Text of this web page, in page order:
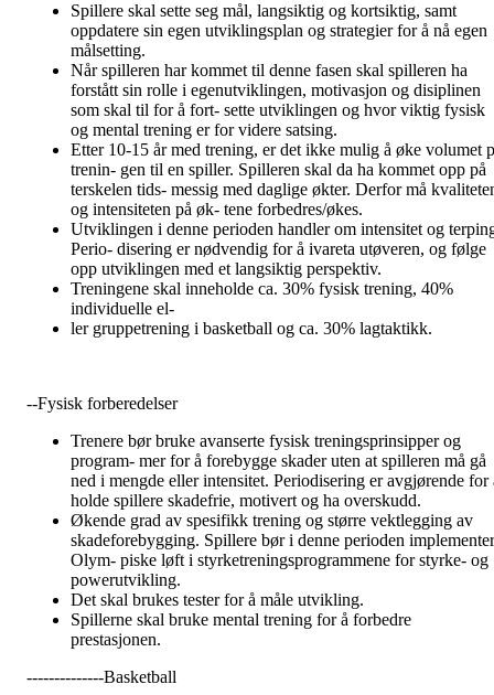
Spillere skal sette seg mål, langsiktig og kortsiktig, samt
oppdatere sin egen utviklingsplan og strategier for å nå egen
målsetting.
Når spilleren har kommet til denne fasen skal spilleren ha
forstått sin rolle i egenutviklingen, motivasjon og disiplinen
som skal til for å fort- sette utviklingen og hvor viktig fysisk
og mental trening er for videre satsing.
Etter 10-15 år med trening, er det ikke mulig å øke volumet
trenin- gen til en spiller. Spilleren skal da ha kommet opp på
terskelen tids- messig med daglige økter. Derfor må
og intensiteten på øk- tene forbedres/økes.
Utviklingen i denne perioden handler om intensitet og
Perio- disering er nødvendig for å ivareta utøveren, og følge
opp utviklingen med et langsiktig perspektiv.
Treningene skal inneholde ca. 30% fysisk trening, 40%
individuelle el-
ler gruppetrening i basketball og ca. 30% lagtaktikk.
--Fysisk forberedelser
Trenere bør bruke avanserte fysisk treningsprinsipper og
program- mer for å forebygge skader uten at spilleren må gå
ned i mengde eller intensitet. Periodisering er avgjørende for
holde spillere skadefrie, motivert og ha overskudd.
Økende grad av spesifikk trening og større vektlegging av
skadeforebygging. Spillere bør i denne perioden
Olym- piske løft i styrketreningsprogrammene for styrke- og
powerutvikling.
Det skal brukes tester for å måle utvikling.
Spillerne skal bruke mental trening for å forbedre
prestasjonen.
--------------Basketball